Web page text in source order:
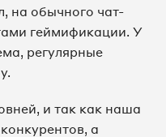
на обычного чат-
геймификации. У
регулярные
и так как наша
а